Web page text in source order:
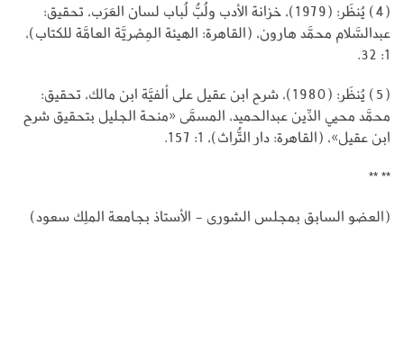
(4) يُنظَر: (1979)، خزانة الأدب ولُبُّ لُباب لسان العَرَب، تحقيق:
عبدالسَّلام محمَّد هارون، (القاهرة: الهيئة المِصْريَّة العامَّة للكتاب)،
1: 32.
(5) يُنظَر: (1980)، شرح ابن عقيل على ألفيَّة ابن مالك، تحقيق:
محمَّد محيي الدِّين عبدالحميد، المسمَّى «منحة الجليل بتحقيق شرح
ابن عقيل»، (القاهرة: دار التُّراث)، 1: 157.
** **
(العضو السابق بمجلس الشورى - الأستاذ بجامعة الملِك سعود)